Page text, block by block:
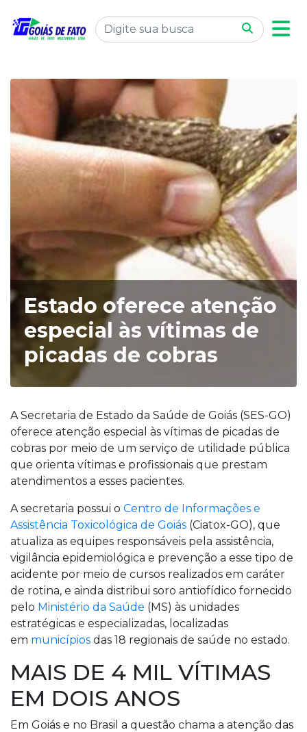
Estado oferece atenção
especial às vítimas de
picadas de cobras
A Secretaria de Estado da Saúde de Goiás (SES-GO)
oferece atenção especial às vítimas de picadas de
cobras por meio de um serviço de utilidade pública
que orienta vítimas e profissionais que prestam
atendimentos a esses pacientes.
A secretaria possui o Centro de Informações e
Assistência Toxicológica de Goiás (Ciatox-GO), que
atualiza as equipes responsáveis pela assistência,
vigilância epidemiológica e prevenção a esse tipo de
acidente por meio de cursos realizados em caráter
de rotina, e ainda distribui soro antiofídico fornecido
pelo Ministério da Saúde (MS) às unidades
estratégicas e especializadas, localizadas
em municípios das 18 regionais de saúde no estado.
MAIS DE 4 MIL VÍTIMAS
EM DOIS ANOS
Em Goiás e no Brasil a questão chama a atenção das